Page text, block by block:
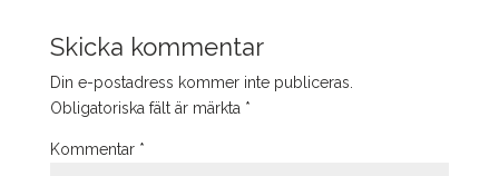
Skicka kommentar
Din e-postadress kommer inte publiceras.
Obligatoriska fält är märkta *
Kommentar *